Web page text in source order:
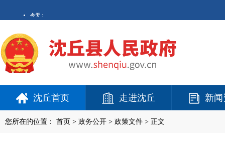
沈丘首页 走进沈丘 新
您所在的位置： 首页 > 政务公开 > 政策文件 > 正文